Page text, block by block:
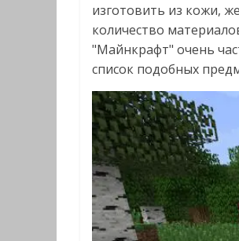
изготовить из кожи,
количество
"Майнкрафт" очень
список подобных